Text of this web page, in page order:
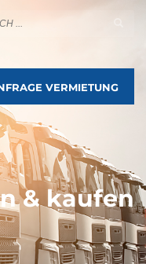
VERMIETUNG
& kaufen